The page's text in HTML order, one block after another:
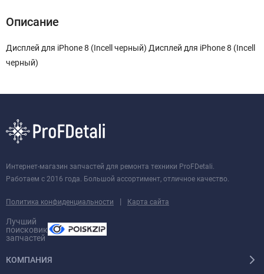
Описание
Дисплей для iPhone 8 (Incell черный) Дисплей для iPhone 8 (Incell
черный)
Интернет-магазин запчастей для ремонта техники ProFDetali.
Работаем с 2016 года. Большой ассортимент, отличное качество.
Политика конфиденциальности | Карта сайта
Лучший
поисковик
запчастей
КОМПАНИЯ